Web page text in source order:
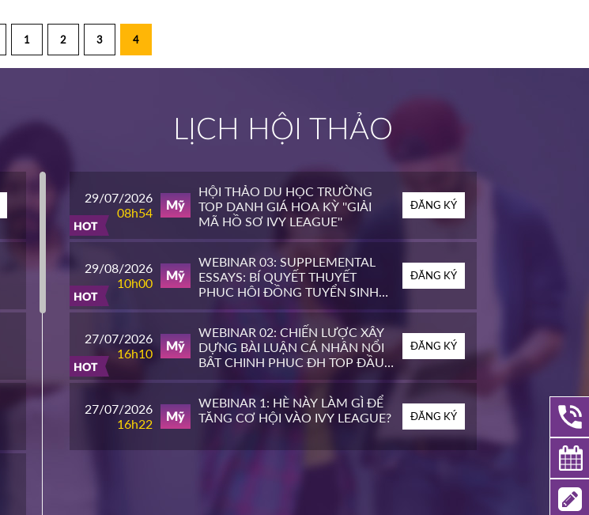
1 2 3 4
LỊCH HỘI THẢO
HOT
29/07/2026
08h54
Mỹ
HỘI THẢO DU HỌC TRƯỜNG
TOP DANH GIÁ HOA KỲ ''GIẢI
MÃ HỒ SƠ IVY LEAGUE''
ĐĂNG KÝ
HOT
29/08/2026
10h00
Mỹ
WEBINAR 03: SUPPLEMENTAL
ESSAYS: BÍ QUYẾT THUYẾT
PHỤC HỘI ĐỒNG TUYỂN SINH
ĐH TOP ĐẦU MỸ
ĐĂNG KÝ
HOT
27/07/2026
16h10
Mỹ
WEBINAR 02: CHIẾN LƯỢC XÂY
DỰNG BÀI LUẬN CÁ NHÂN NỔI
BẬT CHINH PHỤC ĐH TOP ĐẦU
MỸ
ĐĂNG KÝ
27/07/2026
16h22
Mỹ
WEBINAR 1: HÈ NÀY LÀM GÌ ĐỂ
TĂNG CƠ HỘI VÀO IVY LEAGUE?
ĐĂNG KÝ